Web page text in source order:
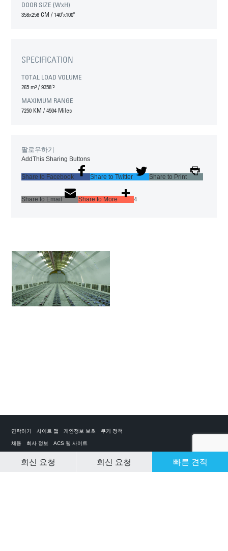
DOOR SIZE (WxH)
358x256 CM / 140"x100"
SPECIFICATION
TOTAL LOAD VOLUME
265 m³/9358'³
MAXIMUM RANGE
7250 KM/4504 Miles
팔로우하기
AddThis Sharing Buttons
Share to Facebook Share to Twitter Share to Print
Share to Email Share to More 4
CLEAR SELECTION
회신 요청 회신 요청 빠른 견적
연락하기 사이트 맵 개인정보 보호 쿠키 정책
채용 회사 정보 ACS 웹 사이트
개인 전세기 앱